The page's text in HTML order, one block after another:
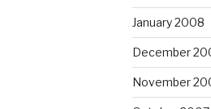
January 2008
December
November